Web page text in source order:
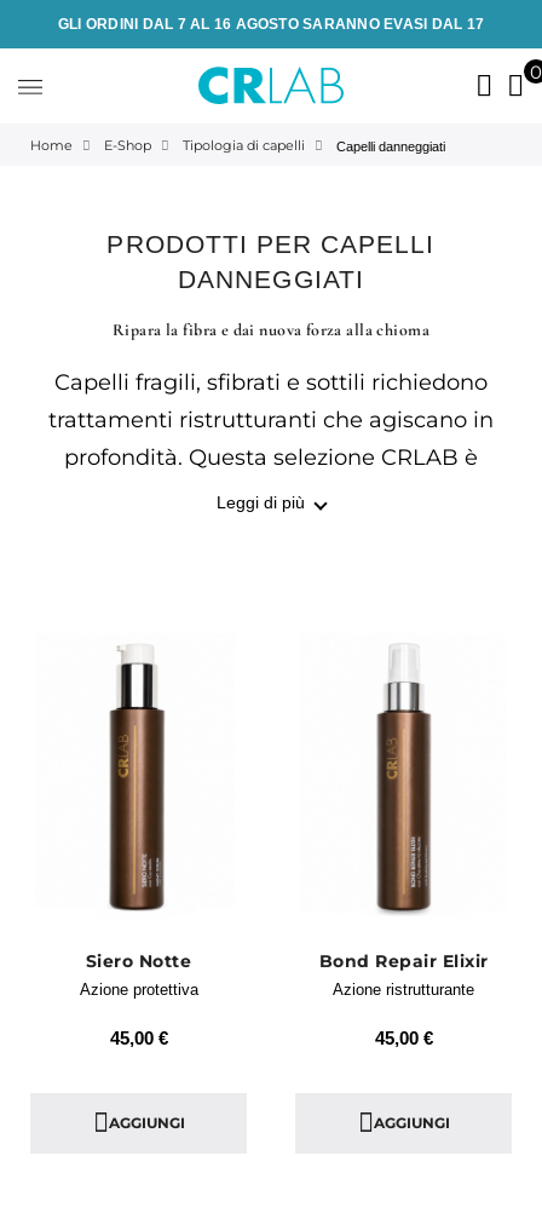
GLI ORDINI DAL 7 AL 16 AGOSTO SARANNO EVASI DAL 17
Home E-Shop Tipologia di capelli Capelli danneggiati
PRODOTTI PER CAPELLI
DANNEGGIATI
Ripara la fibra e dai nuova forza alla chioma
Capelli fragili, sfibrati e sottili richiedono
trattamenti ristrutturanti che agiscano in
profondità. Questa selezione CRLAB è
pensata per rinforzare la fibra capillare,
rigenerare i capelli danneggiati
Leggi di più
Siero Notte
Azione protettiva
45,00 €
AGGIUNGI
Bond Repair Elixir
Azione ristrutturante
45,00 €
AGGIUNGI